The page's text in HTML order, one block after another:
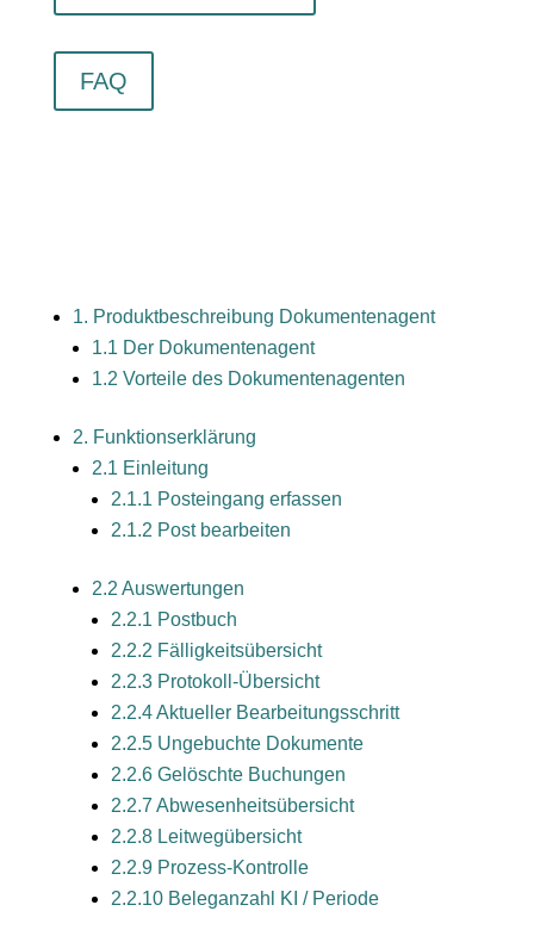
FAQ
1. Produktbeschreibung Dokumentenagent
1.1 Der Dokumentenagent
1.2 Vorteile des Dokumentenagenten
2. Funktionserklärung
2.1 Einleitung
2.1.1 Posteingang erfassen
2.1.2 Post bearbeiten
2.2 Auswertungen
2.2.1 Postbuch
2.2.2 Fälligkeitsübersicht
2.2.3 Protokoll-Übersicht
2.2.4 Aktueller Bearbeitungsschritt
2.2.5 Ungebuchte Dokumente
2.2.6 Gelöschte Buchungen
2.2.7 Abwesenheitsübersicht
2.2.8 Leitwegübersicht
2.2.9 Prozess-Kontrolle
2.2.10 Beleganzahl KI / Periode